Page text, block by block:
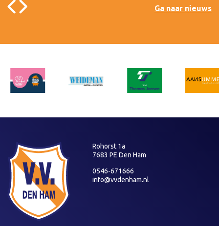
Ga naar nieuws
Rohorst 1a
7683 PE Den Ham
0546-671666
info@vvdenham.nl